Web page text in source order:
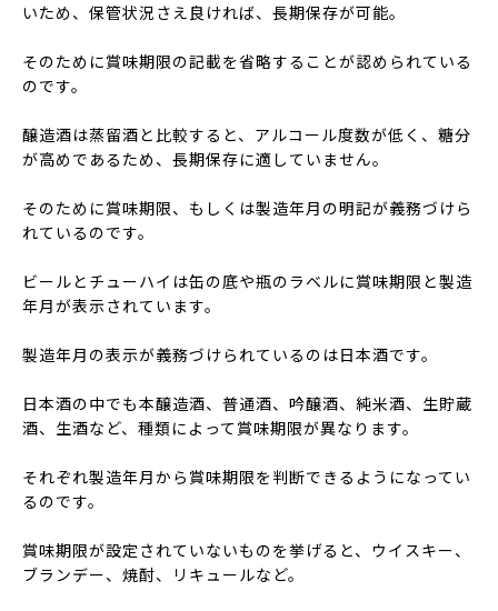
いため、保管状況さえ良ければ、長期保存が可能。
そのために賞味期限の記載を省略することが認められている
のです。
醸造酒は蒸留酒と比較すると、アルコール度数が低く、糖分
が高めであるため、長期保存に適していません。
そのために賞味期限、もしくは製造年月の明記が義務づけら
れているのです。
ビールとチューハイは缶の底や瓶のラベルに賞味期限と製造
年月が表示されています。
製造年月の表示が義務づけられているのは日本酒です。
日本酒の中でも本醸造酒、普通酒、吟醸酒、純米酒、生貯蔵
酒、生酒など、種類によって賞味期限が異なります。
それぞれ製造年月から賞味期限を判断できるようになってい
るのです。
賞味期限が設定されていないものを挙げると、ウイスキー、
ブランデー、焼酎、リキュールなど。